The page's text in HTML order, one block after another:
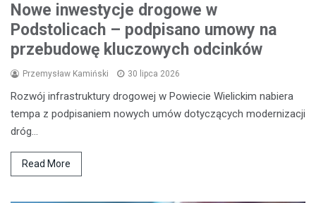
Nowe inwestycje drogowe w
Podstolicach – podpisano umowy na
przebudowę kluczowych odcinków
Przemysław Kamiński 30 lipca 2026
Rozwój infrastruktury drogowej w Powiecie Wielickim nabiera
tempa z podpisaniem nowych umów dotyczących modernizacji
dróg…
Read More